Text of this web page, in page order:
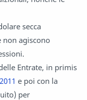
secca
non agiscono
Entrate, in primis
e poi con la
per